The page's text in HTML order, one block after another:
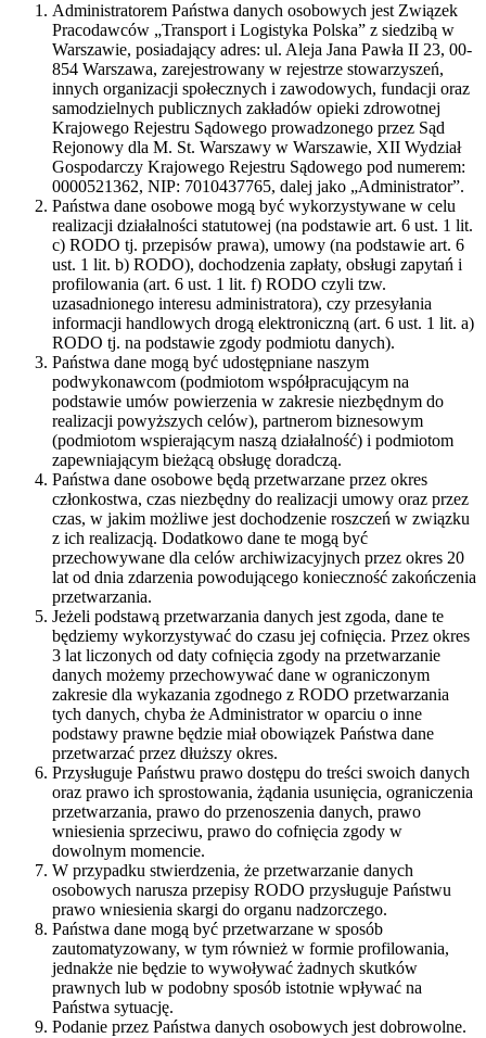
Administratorem Państwa danych osobowych jest Związek
Pracodawców „Transport i Logistyka Polska” z siedzibą w
Warszawie, posiadający adres: ul. Aleja Jana Pawła II 23, 00-
854 Warszawa, zarejestrowany w rejestrze stowarzyszeń,
innych organizacji społecznych i zawodowych, fundacji oraz
samodzielnych publicznych zakładów opieki zdrowotnej
Krajowego Rejestru Sądowego prowadzonego przez Sąd
Rejonowy dla M. St. Warszawy w Warszawie, XII Wydział
Gospodarczy Krajowego Rejestru Sądowego pod numerem:
0000521362, NIP: 7010437765, dalej jako „Administrator”.
Państwa dane osobowe mogą być wykorzystywane w celu
realizacji działalności statutowej (na podstawie art. 6 ust. 1 lit.
c) RODO tj. przepisów prawa), umowy (na podstawie art. 6
ust. 1 lit. b) RODO), dochodzenia zapłaty, obsługi zapytań i
profilowania (art. 6 ust. 1 lit. f) RODO czyli tzw.
uzasadnionego interesu administratora), czy przesyłania
informacji handlowych drogą elektroniczną (art. 6 ust. 1 lit. a)
RODO tj. na podstawie zgody podmiotu danych).
Państwa dane mogą być udostępniane naszym
podwykonawcom (podmiotom współpracującym na
podstawie umów powierzenia w zakresie niezbędnym do
realizacji powyższych celów), partnerom biznesowym
(podmiotom wspierającym naszą działalność) i podmiotom
zapewniającym bieżącą obsługę doradczą.
Państwa dane osobowe będą przetwarzane przez okres
członkostwa, czas niezbędny do realizacji umowy oraz przez
czas, w jakim możliwe jest dochodzenie roszczeń w związku
z ich realizacją. Dodatkowo dane te mogą być
przechowywane dla celów archiwizacyjnych przez okres 20
lat od dnia zdarzenia powodującego konieczność zakończenia
przetwarzania.
Jeżeli podstawą przetwarzania danych jest zgoda, dane te
będziemy wykorzystywać do czasu jej cofnięcia. Przez okres
3 lat liczonych od daty cofnięcia zgody na przetwarzanie
danych możemy przechowywać dane w ograniczonym
zakresie dla wykazania zgodnego z RODO przetwarzania
tych danych, chyba że Administrator w oparciu o inne
podstawy prawne będzie miał obowiązek Państwa dane
przetwarzać przez dłuższy okres.
Przysługuje Państwu prawo dostępu do treści swoich danych
oraz prawo ich sprostowania, żądania usunięcia, ograniczenia
przetwarzania, prawo do przenoszenia danych, prawo
wniesienia sprzeciwu, prawo do cofnięcia zgody w
dowolnym momencie.
W przypadku stwierdzenia, że przetwarzanie danych
osobowych narusza przepisy RODO przysługuje Państwu
prawo wniesienia skargi do organu nadzorczego.
Państwa dane mogą być przetwarzane w sposób
zautomatyzowany, w tym również w formie profilowania,
jednakże nie będzie to wywoływać żadnych skutków
prawnych lub w podobny sposób istotnie wpływać na
Państwa sytuację.
Podanie przez Państwa danych osobowych jest dobrowolne.